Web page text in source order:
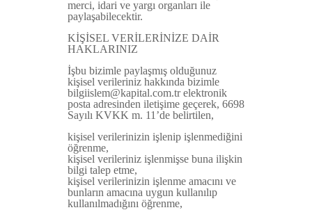
merci, idari ve yargı organları ile
paylaşabilecektir.
KİŞİSEL VERİLERİNİZE DAİR
HAKLARINIZ
İşbu bizimle paylaşmış olduğunuz
kişisel verileriniz hakkında bizimle
bilgiislem@kapital.com.tr elektronik
posta adresinden iletişime geçerek, 6698
Sayılı KVKK m. 11’de belirtilen,
kişisel verilerinizin işlenip işlenmediğini
öğrenme,
kişisel verileriniz işlenmişse buna ilişkin
bilgi talep etme,
kişisel verilerinizin işlenme amacını ve
bunların amacına uygun kullanılıp
kullanılmadığını öğrenme,